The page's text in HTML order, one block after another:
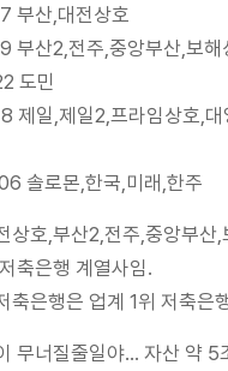
부산,대전상호
부산2,전주,중앙부산,보해
도민
제일,제일2,프라임상호,
솔로몬,한국,미래,한주
상호,부산2,전주,중앙부산
축은행 계열사임.
축은행은 업계 1위 저축은
무너질줄일야... 자산 약 5